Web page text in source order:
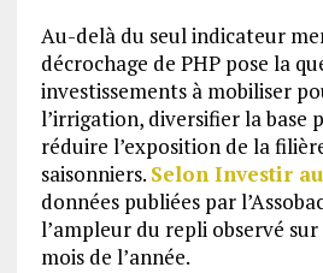
Au-delà du seul indicateur
décrochage de PHP pose la
investissements à mobiliser
l’irrigation, diversifier la base
réduire l’exposition de la
saisonniers. Selon Investir
données publiées par
l’ampleur du repli observé
mois de l’année.